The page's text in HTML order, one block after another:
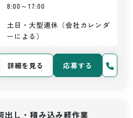
8:00～17:00
土日・大型連休（会社カレンダ
ーによる）
詳細を見る 応募する
出し・積み込み軽作業